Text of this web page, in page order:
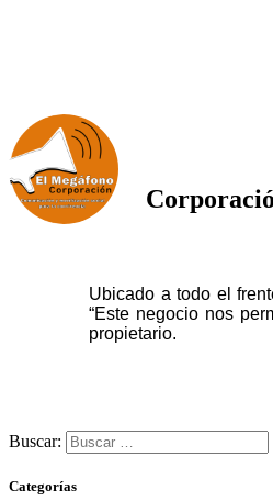
Ubicado a todo el
“Este negocio nos
propietario.
Buscar:
Categorías